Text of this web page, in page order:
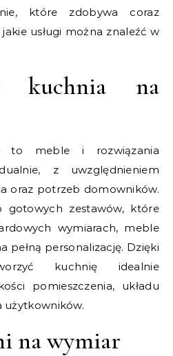
które zdobywa coraz
usługi można znaleźć w
kuchnia na
to meble i rozwiązania
z uwzględnieniem
oraz potrzeb domowników.
gotowych zestawów, które
wymiarach, meble
pełną personalizację. Dzięki
kuchnię idealnie
pomieszczenia, układu
użytkowników.
na wymiar